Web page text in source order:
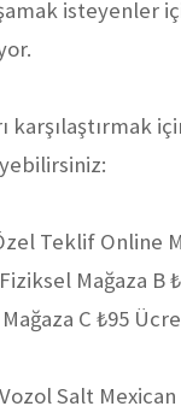
isteyenler
karşılaştırmak
Teklif Online
Mağaza B
C ₺95
Salt